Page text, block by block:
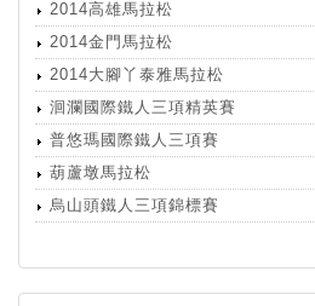
2014高雄馬拉松
2014金門馬拉松
2014大腳丫泰雅馬拉松
洄瀾國際鐵人三項精英賽
普悠瑪國際鐵人三項賽
葫蘆墩馬拉松
烏山頭鐵人三項錦標賽